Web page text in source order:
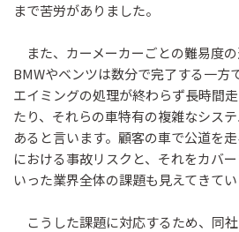
まで苦労がありました。
また、カーメーカーごとの難易度の
BMWやベンツは数分で完了する一方
エイミングの処理が終わらず長時間
たり、それらの車特有の複雑なシス
あると言います。顧客の車で公道を走
における事故リスクと、それをカバ
いった業界全体の課題も見えてきてい
こうした課題に対応するため、同